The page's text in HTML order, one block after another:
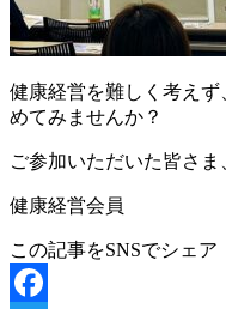
健康経営を難しく考え
めてみませんか？
ご参加いただいた皆さま
健康経営会員
この記事をSNSでシェア